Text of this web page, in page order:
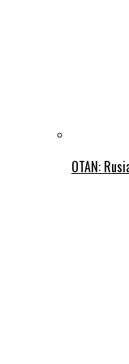
OTAN: